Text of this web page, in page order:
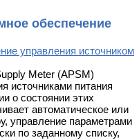
обеспечение
управления источником
Meter (APSM)
источниками питания
о состоянии этих
автоматическое или
управление параметрами
по заданному списку,